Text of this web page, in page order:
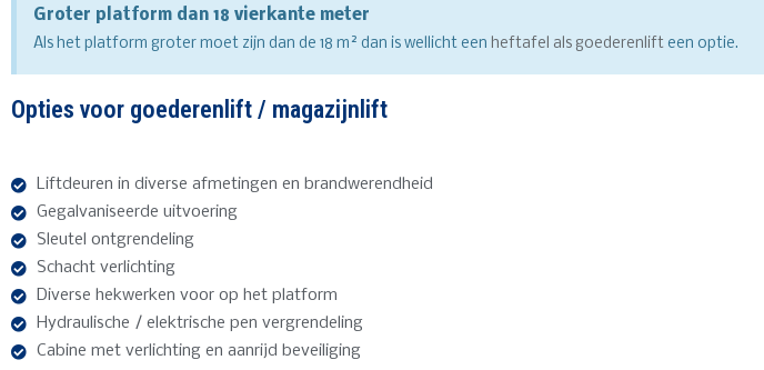
Groter platform dan 18 vierkante meter
Als het platform groter moet zijn dan de 18 m² dan is wellicht een heftafel als goederenlift een optie.
Opties voor goederenlift / magazijnlift
Liftdeuren in diverse afmetingen en brandwerendheid
Gegalvaniseerde uitvoering
Sleutel ontgrendeling
Schacht verlichting
Diverse hekwerken voor op het platform
Hydraulische / elektrische pen vergrendeling
Cabine met verlichting en aanrijd beveiliging